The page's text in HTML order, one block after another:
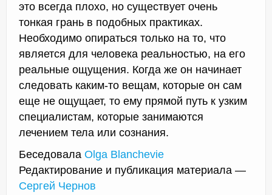
это всегда плохо, но существует очень
тонкая грань в подобных практиках.
Необходимо опираться только на то, что
является для человека реальностью, на его
реальные ощущения. Когда же он начинает
следовать каким-то вещам, которые он сам
еще не ощущает, то ему прямой путь к узким
специалистам, которые занимаются
лечением тела или сознания.
Беседовала Olga Blanchevie
Редактирование и публикация материала —
Сергей Чернов